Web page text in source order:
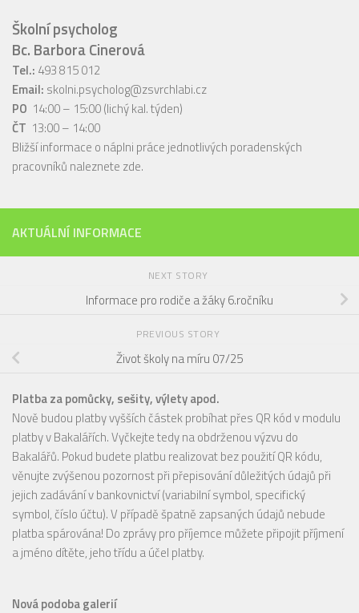
Školní psycholog
Bc. Barbora Cinerová
Tel.: 493 815 012
Email: skolni.psycholog@zsvrchlabi.cz
PO 14:00 – 15:00 (lichý kal. týden)
ČT 13:00 – 14:00
Bližší informace o náplni práce jednotlivých poradenských
pracovníků naleznete zde.
AKTUÁLNÍ INFORMACE
NEXT STORY
Informace pro rodiče a žáky 6.ročníku
PREVIOUS STORY
Život školy na míru 07/25
Platba za pomůcky, sešity, výlety apod.
Nově budou platby vyšších částek probíhat přes QR kód v modulu
platby v Bakalářích. Vyčkejte tedy na obdrženou výzvu do
Bakalářů. Pokud budete platbu realizovat bez použití QR kódu,
věnujte zvýšenou pozornost při přepisování důležitých údajů při
jejich zadávání v bankovnictví (variabilní symbol, specifický
symbol, číslo účtu). V případě špatně zapsaných údajů nebude
platba spárována! Do zprávy pro příjemce můžete připojit příjmení
a jméno dítěte, jeho třídu a účel platby.
Nová podoba galerií